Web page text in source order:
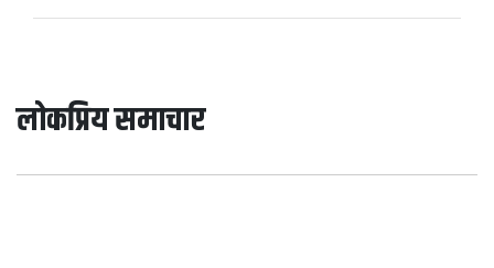
लोकप्रिय समाचार